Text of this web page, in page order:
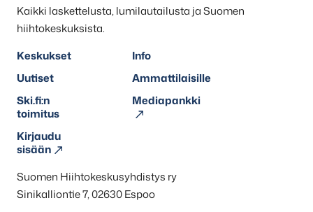
Kaikki laskettelusta, lumilautailusta ja Suomen
hiihtokeskuksista.
Keskukset
Info
Uutiset
Ammattilaisille
Ski.fi:n
toimitus
Mediapankki
Kirjaudu
sisään
Suomen Hiihtokeskusyhdistys ry
Sinikalliontie 7, 02630 Espoo